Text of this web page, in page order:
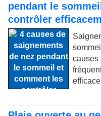
pendant le
contrôler